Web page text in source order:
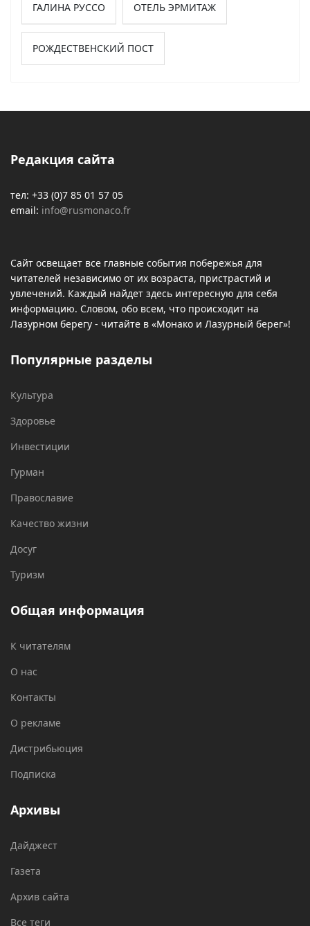
ГАЛИНА РУССО ОТЕЛЬ ЭРМИТАЖ
РОЖДЕСТВЕНСКИЙ ПОСТ
Редакция сайта
тел: +33 (0)7 85 01 57 05
email: info@rusmonaco.fr
Сайт освещает все главные события побережья для
читателей независимо от их возраста, пристрастий и
увлечений. Каждый найдет здесь интересную для себя
информацию. Словом, обо всем, что происходит на
Лазурном берегу - читайте в «Монако и Лазурный берег»!
Популярные разделы
Культура
Здоровье
Инвестиции
Гурман
Православие
Качество жизни
Досуг
Туризм
Общая информация
К читателям
О нас
Контакты
О рекламе
Дистрибьюция
Подписка
Архивы
Дайджест
Газета
Архив сайта
Все теги